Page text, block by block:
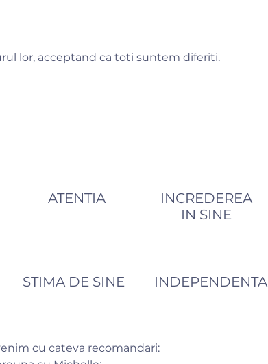
lor, acceptand ca toti suntem diferiti.
ATENTIA
INCREDEREA
IN SINE
STIMA DE SINE INDEPENDENTA
cu cateva recomandari: